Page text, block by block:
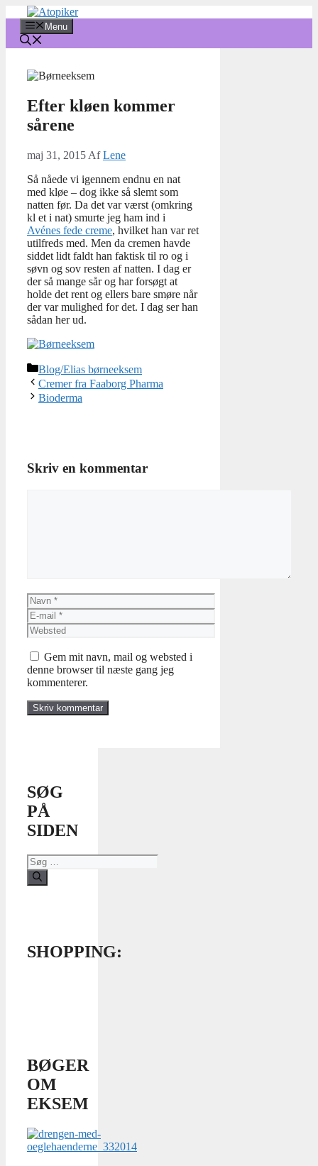
indhold
Menu
Efter kløen kommer
sårene
maj 31, 2015 AfLene
Så nåede vi igennem endnu en nat
med kløe – dog ikke så slemt som
natten før. Da det var værst (omkring
kl et i nat) smurte jeg ham ind i
Avénes fede creme, hvilket han var ret
utilfreds med. Men da cremen havde
siddet lidt faldt han faktisk til ro og i
søvn og sov resten af natten. I dag er
der så mange sår og har forsøgt at
holde det rent og ellers bare smøre når
der var mulighed for det. I dag ser han
sådan her ud.
Kategorier
Blog/Elias børneeksem
Cremer fra Faaborg Pharma
Bioderma
Skriv en kommentar
Navn
E-
mail
Websted
Gem mit navn, mail og websted i
denne browser til næste gang jeg
kommenterer.
SØG
PÅ
SIDEN
Søg
efter:
SHOPPING:
BØGER
OM
EKSEM